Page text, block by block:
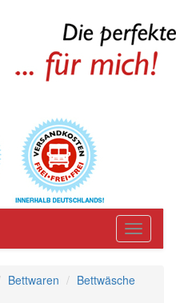
Toggle
Bettwaren
Bettwäsche